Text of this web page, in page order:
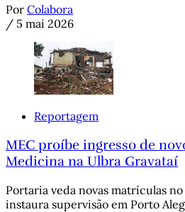
Por Colabora
/ 5 mai 2026
Reportagem
MEC proíbe ingresso de
Medicina na Ulbra Gravataí
Portaria veda novas matrículas
instaura supervisão em Porto